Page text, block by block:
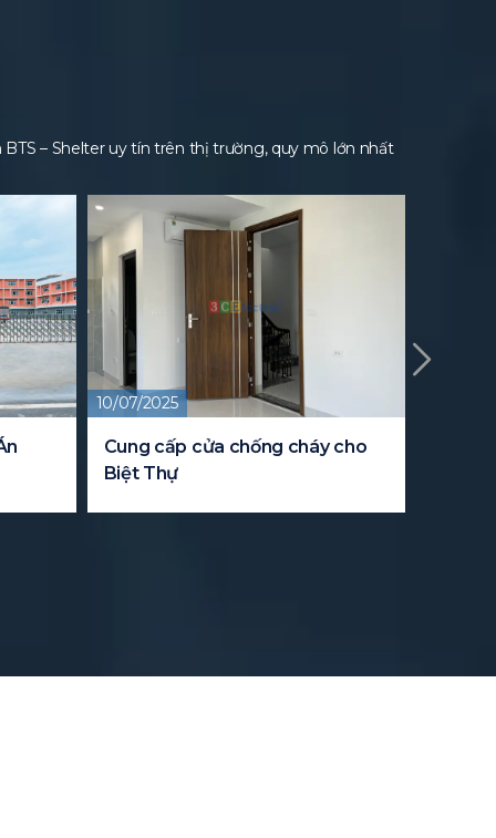
BTS – Shelter uy tín trên thị trường, quy mô lớn nhất
10/07/2025
Cung cấp cửa chống cháy cho
Biệt Thự